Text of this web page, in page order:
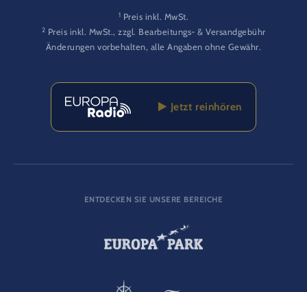
1 Preis inkl. MwSt.
2 Preis inkl. MwSt., zzgl. Bearbeitungs- & Versandgebühr
Änderungen vorbehalten, alle Angaben ohne Gewähr.
Jetzt reinhören
ENTDECKEN SIE UNSERE BEREICHE